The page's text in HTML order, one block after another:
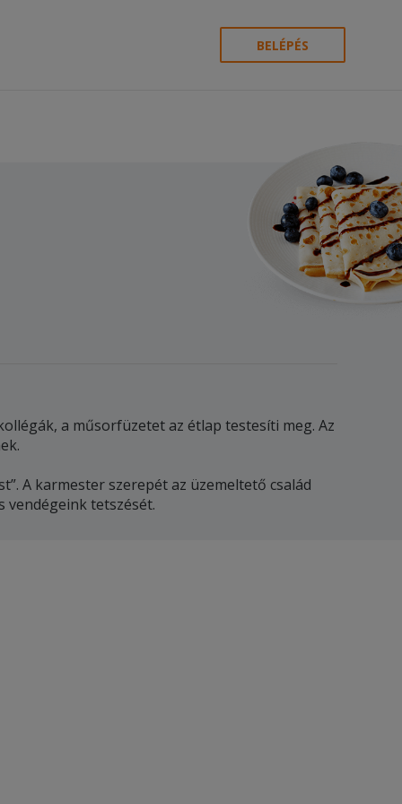
BELÉPÉS
a műsorfüzetet az étlap testesíti meg. Az
A karmester szerepét az üzemeltető család
vendégeink tetszését.